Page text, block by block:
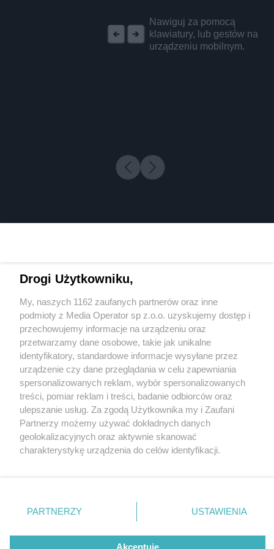
Nawiguj za pomocą
klawiatury, lub gestów na
urządzeniu mobilnym.
4 / 0
Wydawca mediów lokalnych
Nie zapomnij
zapoznać się z:
polityką prywatności regulamin korzystania z portali
Twojemiasto
Piekary Śląskie
Chorzów
Tarnowskie Góry
Gliwice
Skontakuj sięz nami
Kontakt
Wydawca
Redakcja
Drogi Użytkowniku,
My, naszych 1162 zaufanych partnerów oraz inne
podmioty z Media Operator sp z.o.o. uzyskujemy dostęp i
przechowujemy informacje na urządzeniu oraz
przetwarzamy dane osobowe, takie jak unikalne
identyfikatory, standardowe informacje wysyłane przez
urządzenie czy dane przeglądania w celu zapewniania
spersonalizowanych reklam, wybór spersonalizowanych
treści, pomiar reklam i treści, badanie odbiorców oraz
ulepszanie usług. Za zgodą Użytkownika my i Zaufani
Partnerzy możemy używać dokładnych danych
geolokalizacyjnych oraz aktywnie skanować
charakterystykę urządzenia do celów identyfikacji.
zmienić/wycofać klikając przycisk ustawień prywatności
znajdujący się w lewym dolnym rogu strony
rodzaje przetwarzania danych nie wymagają zgody
użytkownika, ale masz prawo sprzeciwić się takiemu
PARTNERZY USTAWIENIA
Akceptuję